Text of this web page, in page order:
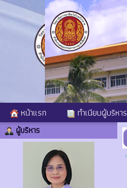
หน้าแรก ทำเนียบผู้บริหาร
ผู้บริหาร